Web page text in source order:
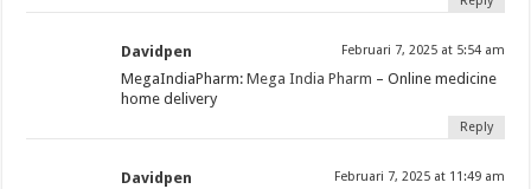
Davidpen Februari 7, 2025 at 5:54 am
MegaIndiaPharm:Mega India Pharm – Online medicine
home delivery
Reply
Davidpen Februari 7, 2025 at 11:49 am